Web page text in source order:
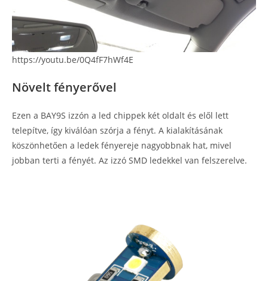
https://youtu.be/0Q4fF7hWf4E
Növelt fényerővel
Ezen a BAY9S izzón a led chippek két oldalt és elől lett
telepítve, így kiválóan szórja a fényt. A kialakításának
köszönhetően a ledek fényereje nagyobbnak hat, mivel
jobban terti a fényét. Az izzó SMD ledekkel van felszerelve.